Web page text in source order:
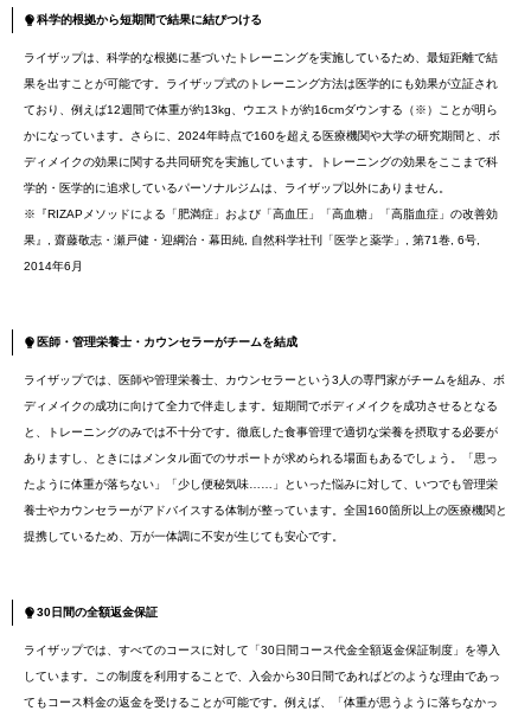
科学的根拠から短期間で結果に結びつける
ライザップは、科学的な根拠に基づいたトレーニングを実施しているため、最短距離で結
果を出すことが可能です。ライザップ式のトレーニング方法は医学的にも効果が立証され
ており、例えば12週間で体重が約13kg、ウエストが約16cmダウンする（※）ことが明ら
かになっています。さらに、2024年時点で160を超える医療機関や大学の研究期間と、ボ
ディメイクの効果に関する共同研究を実施しています。トレーニングの効果をここまで科
学的・医学的に追求しているパーソナルジムは、ライザップ以外にありません。
※『RIZAPメソッドによる「肥満症」および「高血圧」「高血糖」「高脂血症」の改善効
果』, 齋藤敬志・瀬戸健・迎綱治・幕田純, 自然科学社刊「医学と薬学」, 第71巻, 6号,
2014年6月
医師・管理栄養士・カウンセラーがチームを結成
ライザップでは、医師や管理栄養士、カウンセラーという3人の専門家がチームを組み、ボ
ディメイクの成功に向けて全力で伴走します。短期間でボディメイクを成功させるとなる
と、トレーニングのみでは不十分です。徹底した食事管理で適切な栄養を摂取する必要が
ありますし、ときにはメンタル面でのサポートが求められる場面もあるでしょう。「思っ
たように体重が落ちない」「少し便秘気味……」といった悩みに対して、いつでも管理栄
養士やカウンセラーがアドバイスする体制が整っています。全国160箇所以上の医療機関と
提携しているため、万が一体調に不安が生じても安心です。
30日間の全額返金保証
ライザップでは、すべてのコースに対して「30日間コース代金全額返金保証制度」を導入
しています。この制度を利用することで、入会から30日間であればどのような理由であっ
てもコース料金の返金を受けることが可能です。例えば、「体重が思うように落ちなかっ